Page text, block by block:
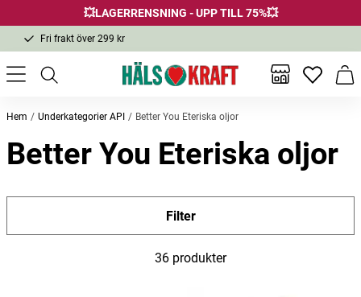
💥LAGERRENSNING - UPP TILL 75%💥
Fri frakt över 299 kr
1-3 dagars leverans
Samma pris i butik & online
Fri frakt över 299 kr
Inga
Hem Underkategorier API Better You Eteriska oljor
Better You Eteriska oljor
Filter
36 produkter